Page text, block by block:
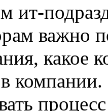
ит-
важно
какое